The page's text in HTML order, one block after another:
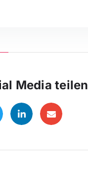
Media teilen